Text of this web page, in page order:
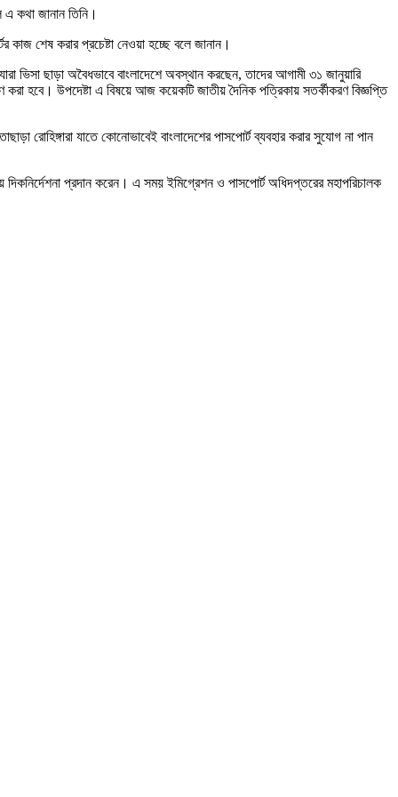
এ কথা জানান তিনি।
শেষ করার প্রচেষ্টা নেওয়া হচ্ছে বলে জানান।
ভিসা ছাড়া অবৈধভাবে বাংলাদেশে অবস্থান করছেন, তাদের আগামী ৩১ জানুয়ারি
হবে। উপদেষ্টা এ বিষয়ে আজ কয়েকটি জাতীয় দৈনিক পত্রিকায় সতর্কীকরণ বিজ্ঞপ্তি
রোহিঙ্গারা যাতে কোনোভাবেই বাংলাদেশের পাসপোর্ট ব্যবহার করার সুযোগ না পান
দিকনির্দেশনা প্রদান করেন। এ সময় ইমিগ্রেশন ও পাসপোর্ট অধিদপ্তরের মহাপরিচালক